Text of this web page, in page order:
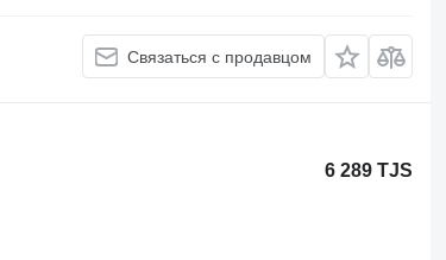
Связаться с продавцом
6 289 TJS